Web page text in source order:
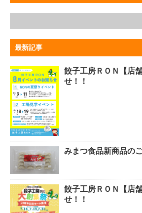
最新記事
餃子工房ＲＯＮ【店
せ！！
みまつ食品新商品の
餃子工房ＲＯＮ【店
せ！！